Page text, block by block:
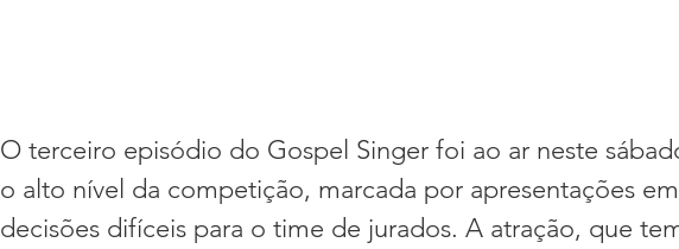
O terceiro episódio do Gospel Singer foi ao ar neste
o alto nível da competição, marcada por apresentações
decisões difíceis para o time de jurados. A atração, que